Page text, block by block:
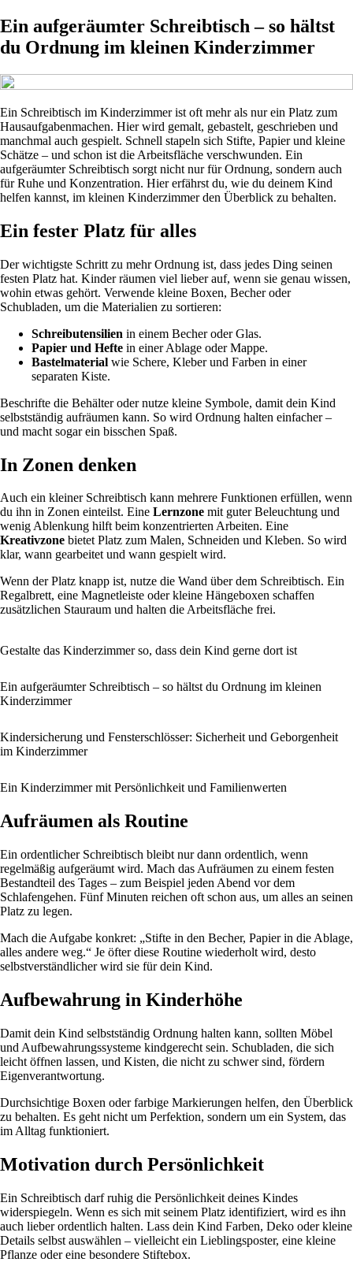
Ein aufgeräumter Schreibtisch – so hältst
du Ordnung im kleinen Kinderzimmer
Ein Schreibtisch im Kinderzimmer ist oft mehr als nur ein Platz zum
Hausaufgabenmachen. Hier wird gemalt, gebastelt, geschrieben und
manchmal auch gespielt. Schnell stapeln sich Stifte, Papier und kleine
Schätze – und schon ist die Arbeitsfläche verschwunden. Ein
aufgeräumter Schreibtisch sorgt nicht nur für Ordnung, sondern auch
für Ruhe und Konzentration. Hier erfährst du, wie du deinem Kind
helfen kannst, im kleinen Kinderzimmer den Überblick zu behalten.
Ein fester Platz für alles
Der wichtigste Schritt zu mehr Ordnung ist, dass jedes Ding seinen
festen Platz hat. Kinder räumen viel lieber auf, wenn sie genau wissen,
wohin etwas gehört. Verwende kleine Boxen, Becher oder
Schubladen, um die Materialien zu sortieren:
Schreibutensilien in einem Becher oder Glas.
Papier und Hefte in einer Ablage oder Mappe.
Bastelmaterial wie Schere, Kleber und Farben in einer
separaten Kiste.
Beschrifte die Behälter oder nutze kleine Symbole, damit dein Kind
selbstständig aufräumen kann. So wird Ordnung halten einfacher –
und macht sogar ein bisschen Spaß.
In Zonen denken
Auch ein kleiner Schreibtisch kann mehrere Funktionen erfüllen, wenn
du ihn in Zonen einteilst. Eine Lernzone mit guter Beleuchtung und
wenig Ablenkung hilft beim konzentrierten Arbeiten. Eine
Kreativzone bietet Platz zum Malen, Schneiden und Kleben. So wird
klar, wann gearbeitet und wann gespielt wird.
Wenn der Platz knapp ist, nutze die Wand über dem Schreibtisch. Ein
Regalbrett, eine Magnetleiste oder kleine Hängeboxen schaffen
zusätzlichen Stauraum und halten die Arbeitsfläche frei.
Gestalte das Kinderzimmer so, dass dein Kind gerne dort ist
Ein aufgeräumter Schreibtisch – so hältst du Ordnung im kleinen
Kinderzimmer
Kindersicherung und Fensterschlösser: Sicherheit und Geborgenheit
im Kinderzimmer
Ein Kinderzimmer mit Persönlichkeit und Familienwerten
Aufräumen als Routine
Ein ordentlicher Schreibtisch bleibt nur dann ordentlich, wenn
regelmäßig aufgeräumt wird. Mach das Aufräumen zu einem festen
Bestandteil des Tages – zum Beispiel jeden Abend vor dem
Schlafengehen. Fünf Minuten reichen oft schon aus, um alles an seinen
Platz zu legen.
Mach die Aufgabe konkret: „Stifte in den Becher, Papier in die Ablage,
alles andere weg.“ Je öfter diese Routine wiederholt wird, desto
selbstverständlicher wird sie für dein Kind.
Aufbewahrung in Kinderhöhe
Damit dein Kind selbstständig Ordnung halten kann, sollten Möbel
und Aufbewahrungssysteme kindgerecht sein. Schubladen, die sich
leicht öffnen lassen, und Kisten, die nicht zu schwer sind, fördern
Eigenverantwortung.
Durchsichtige Boxen oder farbige Markierungen helfen, den Überblick
zu behalten. Es geht nicht um Perfektion, sondern um ein System, das
im Alltag funktioniert.
Motivation durch Persönlichkeit
Ein Schreibtisch darf ruhig die Persönlichkeit deines Kindes
widerspiegeln. Wenn es sich mit seinem Platz identifiziert, wird es ihn
auch lieber ordentlich halten. Lass dein Kind Farben, Deko oder kleine
Details selbst auswählen – vielleicht ein Lieblingsposter, eine kleine
Pflanze oder eine besondere Stiftebox.